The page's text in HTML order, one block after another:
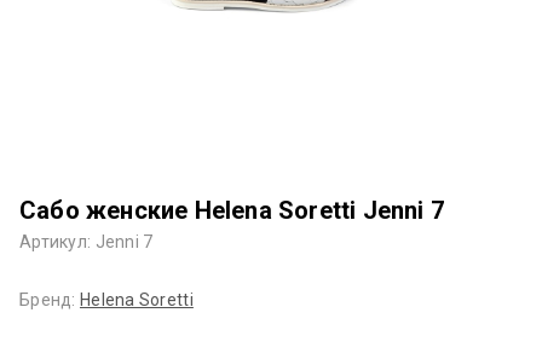
Сабо женские Helena Soretti Jenni 7
Артикул: Jenni 7
Бренд: Helena Soretti